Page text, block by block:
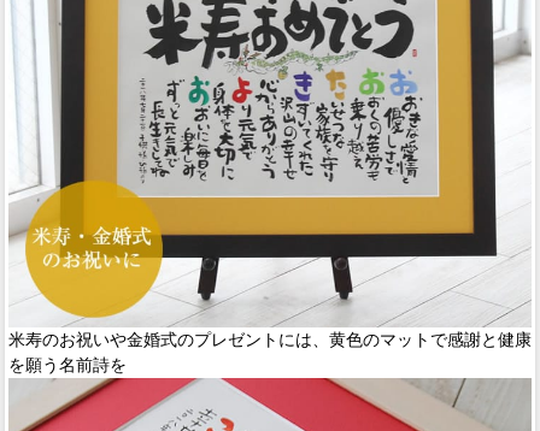
米寿のお祝いや金婚式のプレゼントには、黄色のマットで感謝と健康
を願う名前詩を